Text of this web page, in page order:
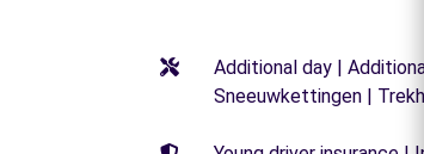
Additional day |
Sneeuwkettingen |